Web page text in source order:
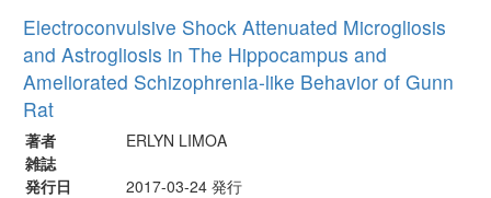
Electroconvulsive Shock Attenuated Microgliosis
and Astrogliosis in The Hippocampus and
Ameliorated Schizophrenia-like Behavior of Gunn
Rat
著者
ERLYN LIMOA
雑誌
発行日
2017-03-24 発行